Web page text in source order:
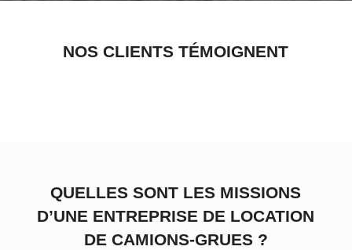
NOS CLIENTS TÉMOIGNENT
QUELLES SONT LES MISSIONS
D’UNE ENTREPRISE DE LOCATION
DE CAMIONS-GRUES ?